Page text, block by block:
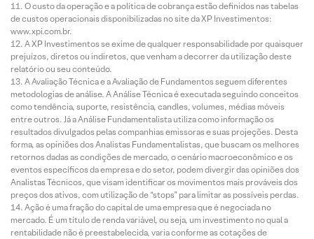
O custo da operação e a política de cobrança estão definidos nas tabelas
de custos operacionais disponibilizadas no site da XP Investimentos:
www.xpi.com.br.
A XP Investimentos se exime de qualquer responsabilidade por quaisquer
prejuízos, diretos ou indiretos, que venham a decorrer da utilização deste
relatório ou seu conteúdo.
A Avaliação Técnica e a Avaliação de Fundamentos seguem diferentes
metodologias de análise. A Análise Técnica é executada seguindo conceitos
como tendência, suporte, resistência, candles, volumes, médias móveis
entre outros. Já a Análise Fundamentalista utiliza como informação os
resultados divulgados pelas companhias emissoras e suas projeções. Desta
forma, as opiniões dos Analistas Fundamentalistas, que buscam os melhores
retornos dadas as condições de mercado, o cenário macroeconômico e os
eventos específicos da empresa e do setor, podem divergir das opiniões dos
Analistas Técnicos, que visam identificar os movimentos mais prováveis dos
preços dos ativos, com utilização de “stops” para limitar as possíveis perdas.
Ação é uma fração do capital de uma empresa que é negociada no
mercado. É um título de renda variável, ou seja, um investimento no qual a
rentabilidade não é preestabelecida, varia conforme as cotações de